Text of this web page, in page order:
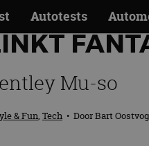
Autotests
Mu-so
& Fun, Tech • DoorBart